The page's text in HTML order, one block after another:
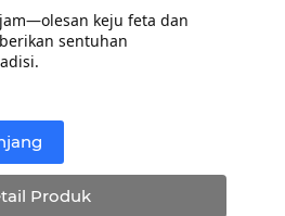
keju feta dan
sentuhan
Produk